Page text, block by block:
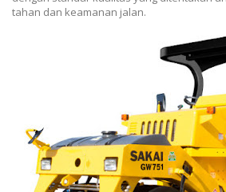
tahan dan keamanan jalan.